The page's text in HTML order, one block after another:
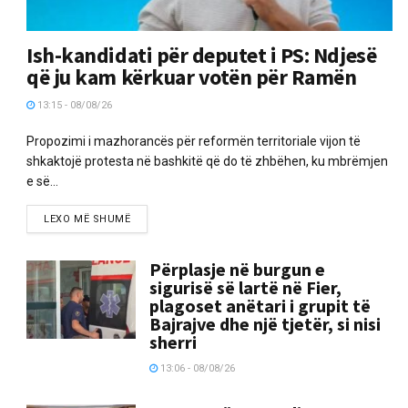
Ish-kandidati për deputet i PS: Ndjesë
që ju kam kërkuar votën për Ramën
13:15 - 08/08/26
Propozimi i mazhorancës për reformën territoriale vijon të
shkaktojë protesta në bashkitë që do të zhbëhen, ku mbrëmjen
e së...
LEXO MË SHUMË
Përplasje në burgun e
sigurisë së lartë në Fier,
plagoset anëtari i grupit të
Bajrajve dhe një tjetër, si nisi
sherri
13:06 - 08/08/26